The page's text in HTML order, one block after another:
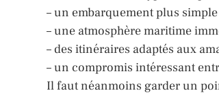
– un embarquement plus
– une atmosphère maritime
– des itinéraires adaptés aux
– un compromis intéressant
Il faut néanmoins garder un